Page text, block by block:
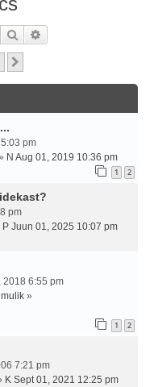
Otsi
pm
N Aug 01, 2019 10:36 pm
1 2
pm
P Juun 01, 2025 10:07 pm
2018 6:55 pm
»
1 2
7:21 pm
K Sept 01, 2021 12:25 pm